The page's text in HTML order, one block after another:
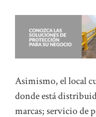
Asimismo, el local
donde está
marcas; servicio de